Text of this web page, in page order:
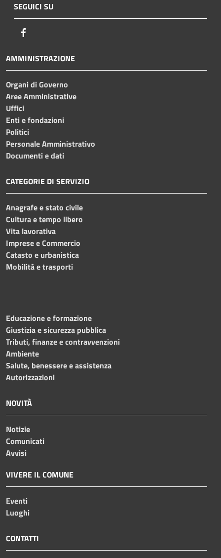
SEGUICI SU
AMMINISTRAZIONE
Organi di Governo
Aree Amministrative
Uffici
Enti e fondazioni
Politici
Personale Amministrativo
Documenti e dati
CATEGORIE DI SERVIZIO
Anagrafe e stato civile
Cultura e tempo libero
Vita lavorativa
Imprese e Commercio
Catasto e urbanistica
Mobilità e trasporti
Educazione e formazione
Giustizia e sicurezza pubblica
Tributi, finanze e contravvenzioni
Ambiente
Salute, benessere e assistenza
Autorizzazioni
NOVITÀ
Notizie
Comunicati
Avvisi
VIVERE IL COMUNE
Eventi
Luoghi
CONTATTI